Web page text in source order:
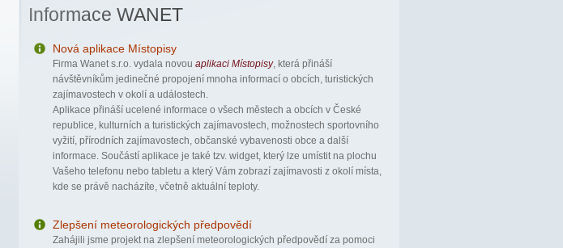
Informace WANET
Nová aplikace Místopisy
Firma Wanet s.r.o. vydala novou aplikaci Místopisy, která přináší
návštěvníkům jedinečné propojení mnoha informací o obcích, turistických
zajímavostech v okolí a událostech.
Aplikace přináší ucelené informace o všech městech a obcích v České
republice, kulturních a turistických zajímavostech, možnostech sportovního
vyžití, přírodních zajímavostech, občanské vybavenosti obce a další
informace. Součástí aplikace je také tzv. widget, který lze umístit na plochu
Vašeho telefonu nebo tabletu a který Vám zobrazí zajímavosti z okolí místa,
kde se právě nacházíte, včetně aktuální teploty.
Zlepšení meteorologických předpovědí
Zahájili jsme projekt na zlepšení meteorologických předpovědí za pomoci